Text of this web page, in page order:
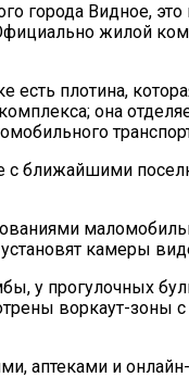
города Видное,
жилой
плотина,
она
ближайшими
камеры
у прогулочных
воркаут-
аптеками и